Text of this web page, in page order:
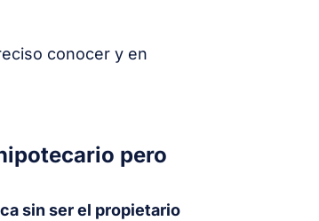
conocer y en
pero
sin ser el propietario